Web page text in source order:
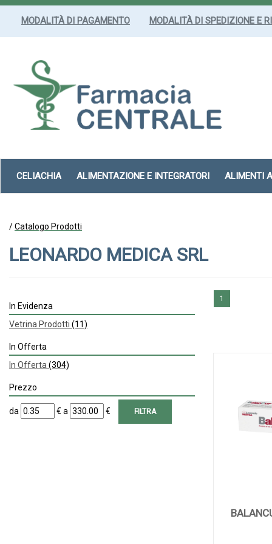
Passa
MODALITÀ DI PAGAMENTO MODALITÀ DI SPEDIZIONE E
CELIACHIA ALIMENTAZIONE E INTEGRATORI ALIMENTI
/Catalogo Prodotti
LEONARDO MEDICA SRL
In Evidenza
Vetrina Prodotti (11)
In Offerta
In Offerta (304)
Prezzo
filtra
da
da €
filtra
a
a €
1